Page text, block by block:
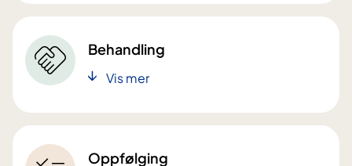
Behandling
Vis mer
Oppfølging